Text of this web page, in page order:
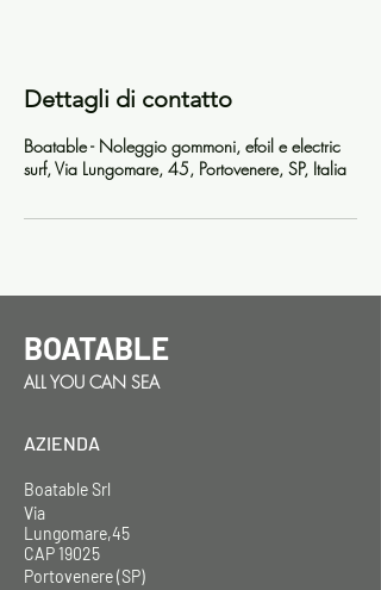
Dettagli di contatto
Boatable - Noleggio gommoni, efoil e electric
surf, Via Lungomare, 45, Portovenere, SP, Italia
BOATABLE
ALL YOU CAN SEA
AZIENDA
Boatable Srl
Via
Lungomare,45
CAP 19025
Portovenere (SP)